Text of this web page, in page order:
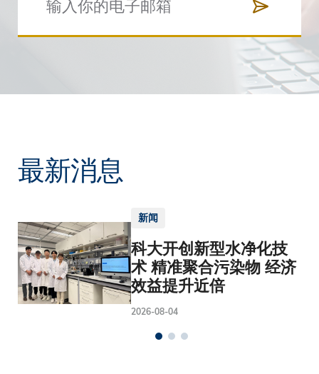
最新消息
新闻
科大开创新型水净化技
术 精准聚合污染物 经济
效益提升近倍
2026-08-04